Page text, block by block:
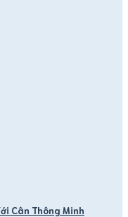
Cân Thông Minh